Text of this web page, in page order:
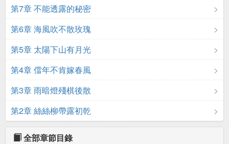
第7章 不能透露的秘密
第6章 海風吹不散玫瑰
第5章 太陽下山有月光
第4章 儅年不肯嫁春風
第3章 雨暗燈殘棋後散
第2章 絲絲柳帶露初乾
全部章節目錄